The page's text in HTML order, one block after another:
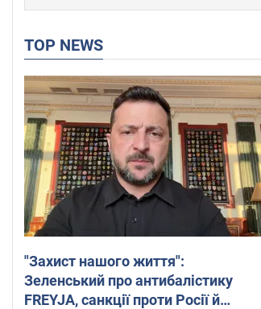
TOP NEWS
"Захист нашого життя":
Зеленський про антибалістику
FREYJA, санкції проти Росії й